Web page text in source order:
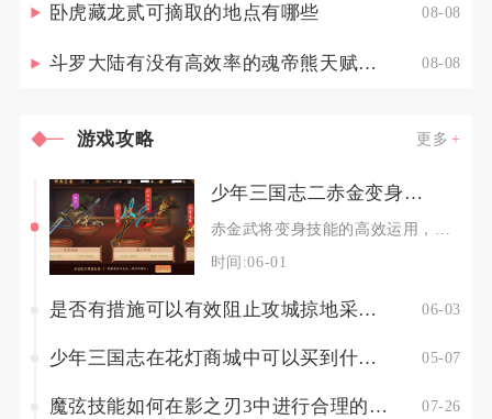
卧虎藏龙贰可摘取的地点有哪些 08-08
斗罗大陆有没有高效率的魂帝熊天赋点配置策略 08-08
游戏攻略 更多
少年三国志二赤金变身技能如何提高使用效果
时间:06-01
是否有措施可以有效阻止攻城掠地采取的战法 06-03
少年三国志在花灯商城中可以买到什么东西 05-07
魔弦技能如何在影之刃3中进行合理的加点 07-26